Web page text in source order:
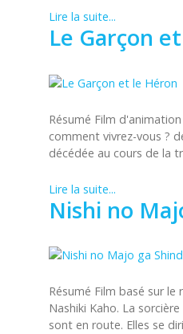
Lire la suite...
Le Garçon
Résumé Film
comment vivrez-vous ?
décédée au cours de la
Lire la suite...
Nishi no
Résumé Film basé sur
Nashiki Kaho. La
sont en route. Elles se